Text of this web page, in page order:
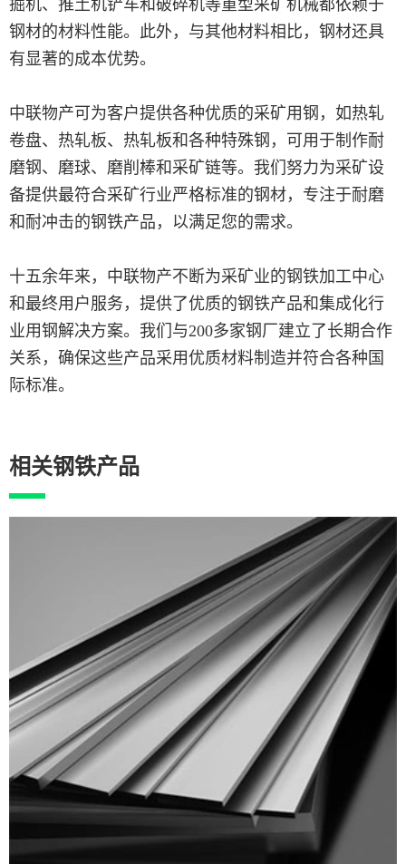
掘机、推土机铲车和破碎机等重型采矿机械都依赖于
钢材的材料性能。此外，与其他材料相比，钢材还具
有显著的成本优势。
中联物产可为客户提供各种优质的采矿用钢，如热轧
卷盘、热轧板、热轧板和各种特殊钢，可用于制作耐
磨钢、磨球、磨削棒和采矿链等。我们努力为采矿设
备提供最符合采矿行业严格标准的钢材，专注于耐磨
和耐冲击的钢铁产品，以满足您的需求。
十五余年来，中联物产不断为采矿业的钢铁加工中心
和最终用户服务，提供了优质的钢铁产品和集成化行
业用钢解决方案。我们与200多家钢厂建立了长期合作
关系，确保这些产品采用优质材料制造并符合各种国
际标准。
相关钢铁产品